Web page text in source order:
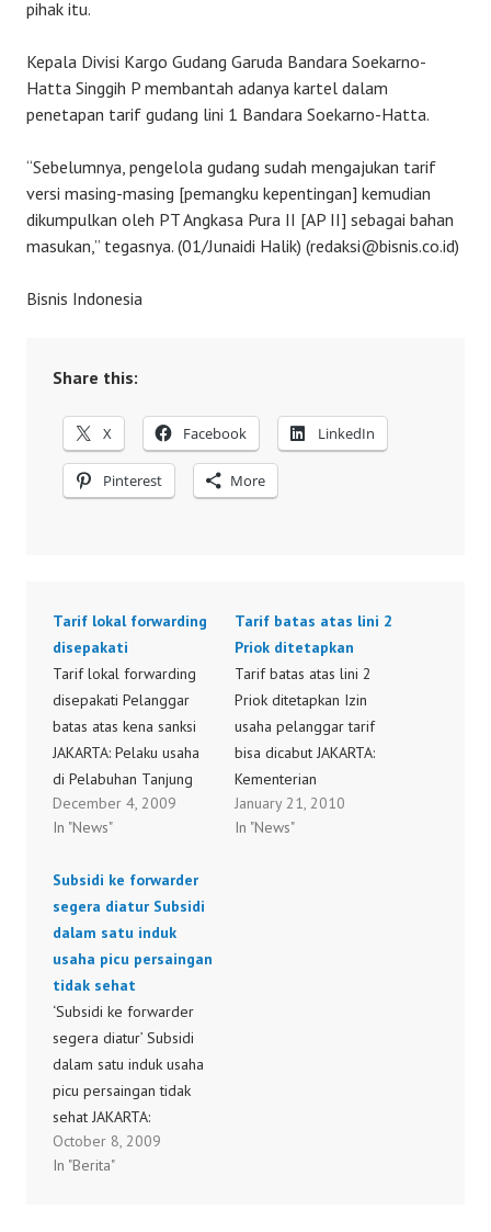
pihak itu.
Kepala Divisi Kargo Gudang Garuda Bandara Soekarno-
Hatta Singgih P membantah adanya kartel dalam
penetapan tarif gudang lini 1 Bandara Soekarno-Hatta.
“Sebelumnya, pengelola gudang sudah mengajukan tarif
versi masing-masing [pemangku kepentingan] kemudian
dikumpulkan oleh PT Angkasa Pura II [AP II] sebagai bahan
masukan,” tegasnya. (01/Junaidi Halik) (redaksi@bisnis.co.id)
Bisnis Indonesia
Share this:
X Facebook LinkedIn
Pinterest More
Tarif lokal forwarding
disepakati
Tarif lokal forwarding
disepakati Pelanggar
batas atas kena sanksi
JAKARTA: Pelaku usaha
di Pelabuhan Tanjung
Priok akhirnya
menyepakati batas atas
pengurusan transportasi
(forwarding local
charge) di pelabuhan
tersibuk di Indonesia itu.
Sekretaris Ditjen
Perhubungan Laut
Departemen
Perhubungan Bobby R.
Mamahit mengatakan
kesepakatan itu
mencakup penetapan
lima komponen…
December 4, 2009
In "News"
Tarif batas atas lini 2
Priok ditetapkan
Tarif batas atas lini 2
Priok ditetapkan Izin
usaha pelanggar tarif
bisa dicabut JAKARTA:
Kementerian
Perhubungan akhirnya
menetapkan besaran
January 21, 2010
In "News"
Subsidi ke forwarder
segera diatur Subsidi
dalam satu induk
usaha picu persaingan
tidak sehat
‘Subsidi ke forwarder
segera diatur’ Subsidi
dalam satu induk usaha
picu persaingan tidak
sehat JAKARTA:
Pemerintah diminta
segera membuat
October 8, 2009
In "Berita"